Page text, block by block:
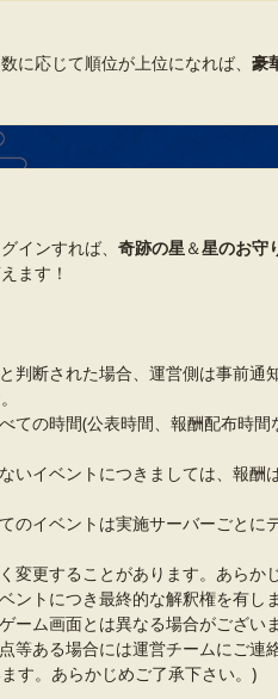
に応じて順位が上位になれば、 豪
インすれば、 奇跡の星＆星のお守
ます！
判断された場合、運営側は事前通
ての時間(公表時間、報酬配布時
いイベントにつきましては、報酬
のイベントは実施サーバーごとに
更することがあります。あらか
トにつき最終的な解釈権を有しま
ム画面とは異なる場合がございま
等ある場合には運営チームにご連
す。あらかじめご了承下さい。)